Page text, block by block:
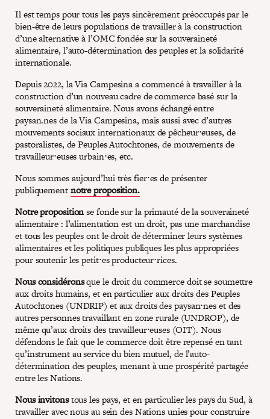
Il est temps pour tous les pays sincèrement préoccupés par le
bien-être de leurs populations de travailler à la construction
d’une alternative à l’OMC fondée sur la souveraineté
alimentaire, l’auto-détermination des peuples et la solidarité
internationale.
Depuis 2022, la Via Campesina a commencé à travailler à la
construction d’un nouveau cadre de commerce basé sur la
souveraineté alimentaire. Nous avons échangé entre
paysan.nes de la Via Campesina, mais aussi avec d’autres
mouvements sociaux internationaux de pêcheur⋅euses, de
pastoralistes, de Peuples Autochtones, de mouvements de
travailleur⋅euses urbain⋅es, etc.
Nous sommes aujourd’hui très fier⋅es de présenter
publiquementnotre proposition.
Notre propositionse fonde sur la primauté de la souveraineté
alimentaire : l’alimentation est un droit, pas une marchandise
et tous les peuples ont le droit de déterminer leurs systèmes
alimentaires et les politiques publiques les plus appropriées
pour soutenir les petit⋅es producteur⋅rices.
Nous considéronsque le droit du commerce doit se soumettre
aux droits humains, et en particulier aux droits des Peuples
Autochtones (UNDRIP) et aux droits des paysan⋅nes et des
autres personnes travaillant en zone rurale (UNDROP), de
même qu’aux droits des travailleur⋅euses (OIT). Nous
défendons le fait que le commerce doit être repensé en tant
qu’instrument au service du bien mutuel, de l’auto-
détermination des peuples, menant à une prospérité partagée
entre les Nations.
Nous invitonstous les pays, et en particulier les pays du Sud, à
travailler avec nous au sein des Nations unies pour construire